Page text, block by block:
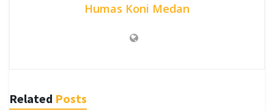
Humas Koni Medan
Related Posts